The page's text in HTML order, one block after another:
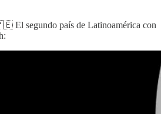
El segundo país de Latinoamérica con